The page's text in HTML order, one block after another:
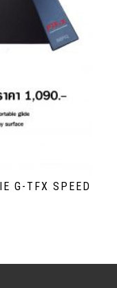
G-TFX SPEED